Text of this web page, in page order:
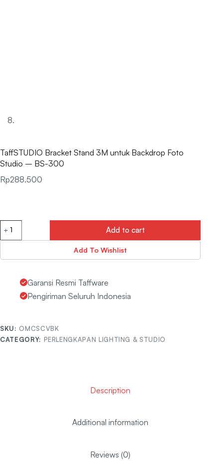
TaffSTUDIO Bracket Stand 3M untuk Backdrop Foto
Studio – BS-300
Rp288.500
Add to cart
Add To Wishlist
Garansi Resmi Taffware
Pengiriman Seluruh Indonesia
SKU: OMCSCVBK
CATEGORY: PERLENGKAPAN LIGHTING & STUDIO
Description
Additional information
Reviews (0)